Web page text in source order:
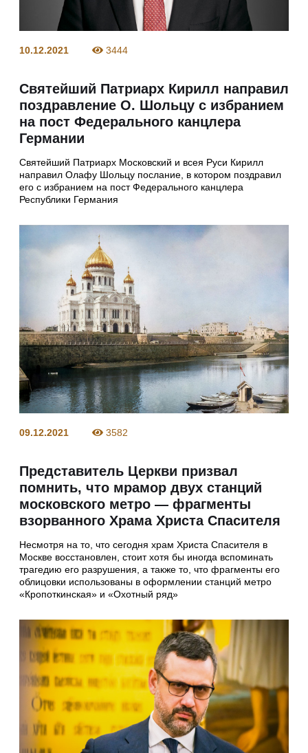
10.12.2021 3444
Святейший Патриарх Кирилл направил
поздравление О. Шольцу с избранием
на пост Федерального канцлера
Германии
Святейший Патриарх Московский и всея Руси Кирилл
направил Олафу Шольцу послание, в котором поздравил
его с избранием на пост Федерального канцлера
Республики Германия
09.12.2021 3582
Представитель Церкви призвал
помнить, что мрамор двух станций
московского метро — фрагменты
взорванного Храма Христа Спасителя
Несмотря на то, что сегодня храм Христа Спасителя в
Москве восстановлен, стоит хотя бы иногда вспоминать
трагедию его разрушения, а также то, что фрагменты его
облицовки использованы в оформлении станций метро
«Кропоткинская» и «Охотный ряд»